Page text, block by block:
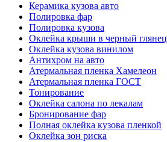
Керамика кузова авто
Полировка фар
Полировка кузова
Оклейка крыши в черный глянец
Оклейка кузова винилом
Антихром на авто
Атермальная пленка Хамелеон
Атермальная пленка ГОСТ
Тонирование
Оклейка салона по лекалам
Бронирование фар
Полная оклейка кузова пленкой
Оклейка зон риска